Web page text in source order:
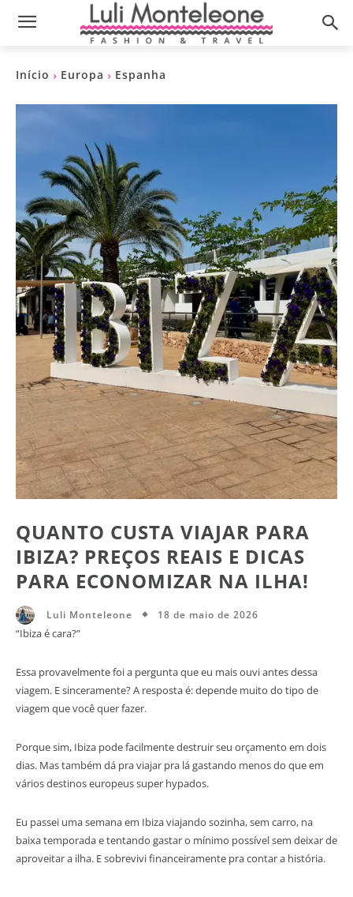
Início Europa Espanha
QUANTO CUSTA VIAJAR PARA
IBIZA? PREÇOS REAIS E DICAS
PARA ECONOMIZAR NA ILHA!
Luli Monteleone 18 de maio de 2026
“Ibiza é cara?”
Essa provavelmente foi a pergunta que eu mais ouvi antes dessa
viagem. E sinceramente? A resposta é: depende muito do tipo de
viagem que você quer fazer.
Porque sim, Ibiza pode facilmente destruir seu orçamento em dois
dias. Mas também dá pra viajar pra lá gastando menos do que em
vários destinos europeus super hypados.
Eu passei uma semana em Ibiza viajando sozinha, sem carro, na
baixa temporada e tentando gastar o mínimo possível sem deixar de
aproveitar a ilha. E sobrevivi financeiramente pra contar a história.